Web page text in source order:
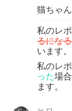
猫ちゃ
私のレ
るになる
います。
私のレ
った場
ます。